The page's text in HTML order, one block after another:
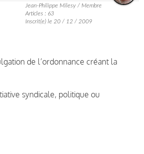
Jean-Philippe Milesy / Membre
Articles : 63
Inscrit(e) le 20 / 12 / 2009
de l’ordonnance créant la
syndicale, politique ou